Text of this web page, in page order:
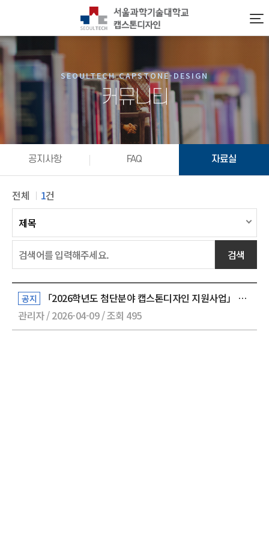
SEOULTECH CAPSTONE-DESIGN
커뮤니티
공지사항 FAQ 자료실
전체 1건
공지
「2026학년도 첨단분야 캡스톤디자인 지원사업」 매뉴얼
관리자 / 2026-04-09 / 조회 495